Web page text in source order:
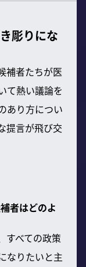
彫りにな
補者たちが医
て熱い議論を
あり方につい
提言が飛び交
者はどのよ
すべての政策
なりたいと主